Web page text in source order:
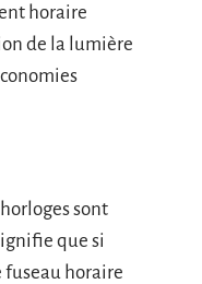
horaire
de la lumière
horloges sont
que si
fuseau horaire